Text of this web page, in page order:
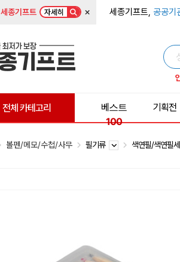
세종기프트 자세히 × 세종기프트, 공공기
전체 카테고리
베스트
100
기획전
볼펜/메모/수첩/사무 필기류 색연필/색연필